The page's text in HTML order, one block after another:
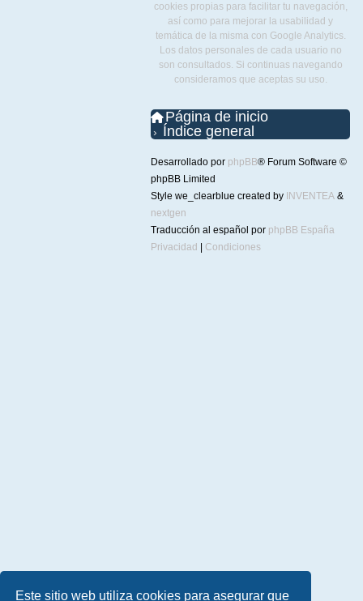
Este sitio web utiliza cookies para asegurar que
cookies propias para facilitar tu navegación,
así como para mejorar la usabilidad y
temática de la misma con Google Analytics.
Los datos personales de cada usuario no
son consultados. Si continuas navegando
consideramos que aceptas su uso.
Página de inicio
Índice general
Desarrollado por phpBB® Forum Software ©
phpBB Limited
Style we_clearblue created by INVENTEA &
nextgen
Traducción al español por phpBB España
Privacidad
Condiciones